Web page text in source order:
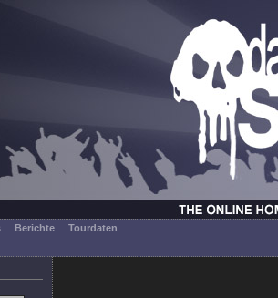
Berichte Tourdaten